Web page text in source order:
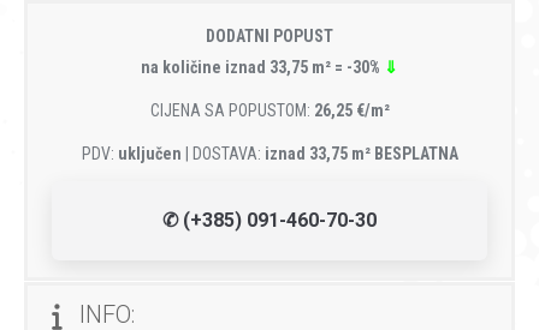
DODATNI POPUST
na količine iznad 33,75 m² = -30% ⇓
CIJENA SA POPUSTOM: 26,25 €/m²
PDV: uključen | DOSTAVA: iznad 33,75 m² BESPLATNA
✆ (+385) 091-460-70-30
INFO: